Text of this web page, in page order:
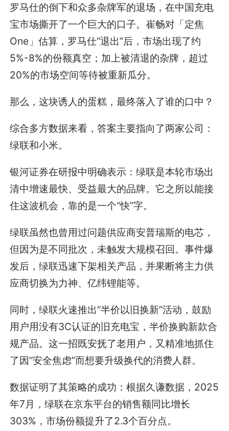
罗马仕的倒下和众多杂牌军的退场，在中国充电
宝市场撕开了一个巨大的口子。崔畅对「定焦
One」估算，罗马仕“退出”后，市场出现了约
5%-8%的份额真空；加上被清退的杂牌，超过
20%的市场空间等待被重新瓜分。
那么，这块诱人的蛋糕，最终落入了谁的口中？
综合多方数据来看，答案主要指向了两家公司：
绿联和小米。
银河证券在研报中明确表示：绿联是本轮市场出
清中增速最快、受益最大的品牌。它之所以能接
住这波机会，靠的是一个“快”字。
绿联虽然也曾用过问题供应商安普瑞斯的电芯，
但因为是不同批次，未触发大规模召回。事件爆
发后，绿联迅速下架相关产品，并果断将主力供
应商切换为力神、亿纬锂能等。
同时，绿联火速推出“半价以旧换新”活动，鼓励
用户用没有3C认证的旧充电宝，半价换购新款合
规产品。这一招既安抚了老用户，又精准地抓住
了因“安全焦虑”而想要升级换代的消费人群。
数据证明了其策略的成功：根据久谦数据，2025
年7月，绿联在京东平台的销售额同比增长
303%，市场份额提升了2.3个百分点。